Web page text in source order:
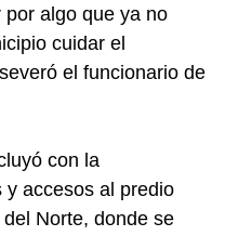
por algo que ya no
cuidar el
el funcionario de
con la
y accesos al predio
Norte, donde se